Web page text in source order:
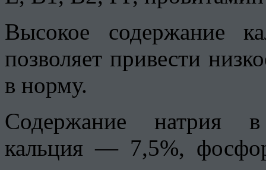
Высокое содержание
позволяет привести
в норму.
Содержание натрия
кальция — 7,5%,